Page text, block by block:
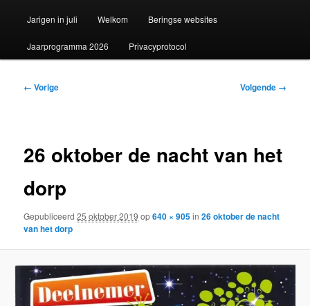
Jarigen in juli Welkom Beringse websites
Jaarprogramma 2026 Privacyprotocol
Afbeeldingsnavigatie
← Vorige Volgende →
26 oktober de nacht van het
dorp
Gepubliceerd25 oktober 2019 op640 × 905in26 oktober de nacht
van het dorp